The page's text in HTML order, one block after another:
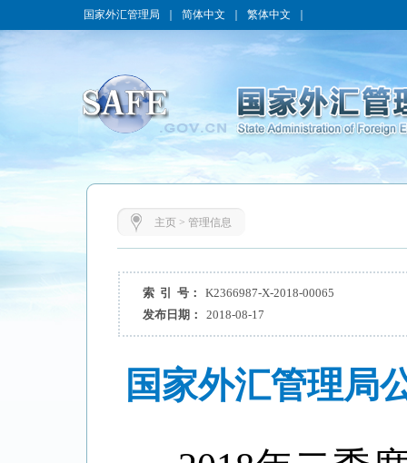
国家外汇管理局 简体中文 繁体中文
主页> 管理信息
索 引 号：
K2366987-X-2018-00065
发布日期：
2018-08-17
国家外汇管理局